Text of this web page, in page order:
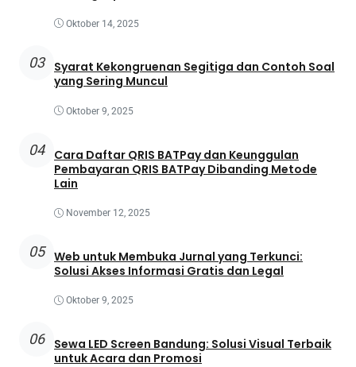
Oktober 14, 2025
03
Syarat Kekongruenan Segitiga dan Contoh Soal
yang Sering Muncul
Oktober 9, 2025
04
Cara Daftar QRIS BATPay dan Keunggulan
Pembayaran QRIS BATPay Dibanding Metode
Lain
November 12, 2025
05 Web untuk Membuka Jurnal yang Terkunci:
Solusi Akses Informasi Gratis dan Legal
Oktober 9, 2025
06
Sewa LED Screen Bandung: Solusi Visual Terbaik
untuk Acara dan Promosi